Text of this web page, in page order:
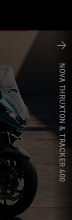
NOVA THRUXTON & TRACKER 400